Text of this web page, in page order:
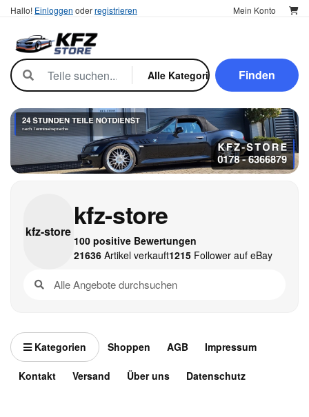
Hallo! Einloggen oderregistrieren Mein Konto
Finden
kfz-store
kfz-store
100 positive Bewertungen
21636Artikel verkauft1215Follower auf eBay
Kategorien Shoppen AGB Impressum
Kontakt Versand Über uns Datenschutz